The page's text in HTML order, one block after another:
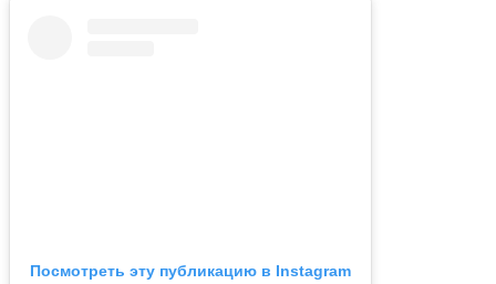
Посмотреть эту публикацию в Instagram